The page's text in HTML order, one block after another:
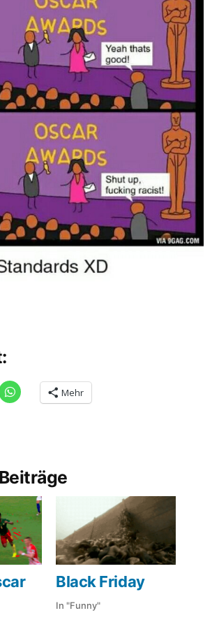
Mehr
Black Friday
In "Funny"